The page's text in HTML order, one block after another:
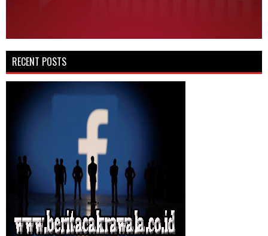
RECENT POSTS